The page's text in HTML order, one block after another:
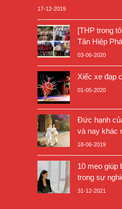
17-12-2019
[THP trong
Tân Hiệp
03-06-2020
Xiếc xe đạp
01-05-2020
Đức hạnh
và nay khác
18-06-2019
10 mẹo giúp
trong sự
31-12-2021